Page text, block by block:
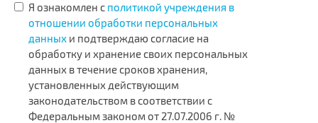
Я ознакомлен с политикой учреждения в
отношении обработки персональных
данных и подтверждаю согласие на
обработку и хранение своих персональных
данных в течение сроков хранения,
установленных действующим
законодательством в соответствии с
Федеральным законом от 27.07.2006 г. №